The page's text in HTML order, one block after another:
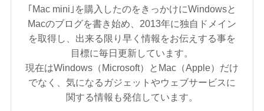
｢Mac mini｣を購入したのをきっかけにWindowsと
Macのブログを書き始め、2013年に独自ドメイン
を取得し、出来る限り早く情報をお伝えする事を
目標に毎日更新しています。
現在はWindows（Microsoft）とMac（Apple）だけ
でなく、気になるガジェットやウェブサービスに
関する情報も発信しています。